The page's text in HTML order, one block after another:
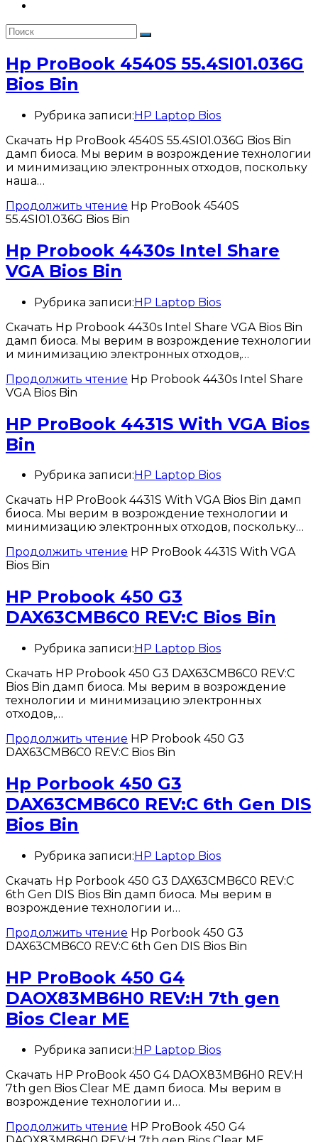
Hp ProBook 4540S 55.4SI01.036G
Bios Bin
Рубрика записи:HP Laptop Bios
Скачать Hp ProBook 4540S 55.4SI01.036G Bios Bin
дамп биоса. Мы верим в возрождение технологии
и минимизацию электронных отходов, поскольку
наша…
Продолжить чтение Hp ProBook 4540S
55.4SI01.036G Bios Bin
Hp Probook 4430s Intel Share
VGA Bios Bin
Рубрика записи:HP Laptop Bios
Скачать Hp Probook 4430s Intel Share VGA Bios Bin
дамп биоса. Мы верим в возрождение технологии
и минимизацию электронных отходов,…
Продолжить чтение Hp Probook 4430s Intel Share
VGA Bios Bin
HP ProBook 4431S With VGA Bios
Bin
Рубрика записи: HP Laptop Bios
Скачать HP ProBook 4431S With VGA Bios Bin дамп
биоса. Мы верим в возрождение технологии и
минимизацию электронных отходов, поскольку…
Продолжить чтение HP ProBook 4431S With VGA
Bios Bin
HP Probook 450 G3
DAX63CMB6C0 REV:C Bios Bin
Рубрика записи: HP Laptop Bios
Скачать HP Probook 450 G3 DAX63CMB6C0 REV:C
Bios Bin дамп биоса. Мы верим в возрождение
технологии и минимизацию электронных
отходов,…
Продолжить чтение HP Probook 450 G3
DAX63CMB6C0 REV:C Bios Bin
Hp Porbook 450 G3
DAX63CMB6C0 REV:C 6th Gen DIS
Bios Bin
Рубрика записи:HP Laptop Bios
Скачать Hp Porbook 450 G3 DAX63CMB6C0 REV:C
6th Gen DIS Bios Bin дамп биоса. Мы верим в
возрождение технологии и…
Продолжить чтение Hp Porbook 450 G3
DAX63CMB6C0 REV:C 6th Gen DIS Bios Bin
HP ProBook 450 G4
DAOX83MB6H0 REV:H 7th gen
Bios Clear ME
Рубрика записи:HP Laptop Bios
Скачать HP ProBook 450 G4 DAOX83MB6H0 REV:H
7th gen Bios Clear ME дамп биоса. Мы верим в
возрождение технологии и…
Продолжить чтение HP ProBook 450 G4